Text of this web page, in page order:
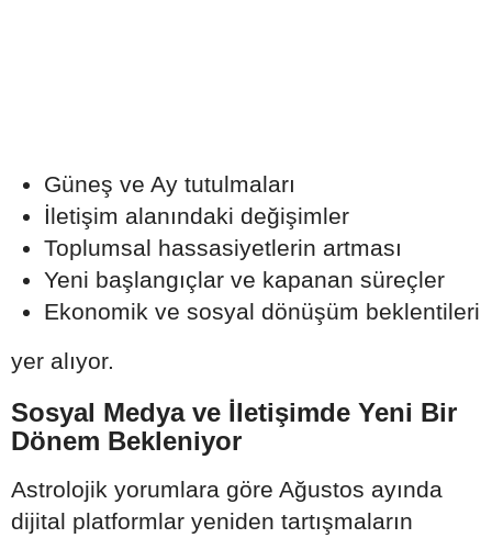
Güneş ve Ay tutulmaları
İletişim alanındaki değişimler
Toplumsal hassasiyetlerin artması
Yeni başlangıçlar ve kapanan süreçler
Ekonomik ve sosyal dönüşüm beklentileri
yer alıyor.
Sosyal Medya ve İletişimde Yeni Bir
Dönem Bekleniyor
Astrolojik yorumlara göre Ağustos ayında
dijital platformlar yeniden tartışmaların